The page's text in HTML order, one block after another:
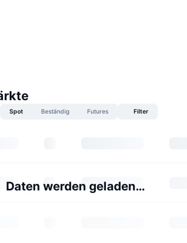
Spot Beständig Futures Filter
Daten werden geladen…